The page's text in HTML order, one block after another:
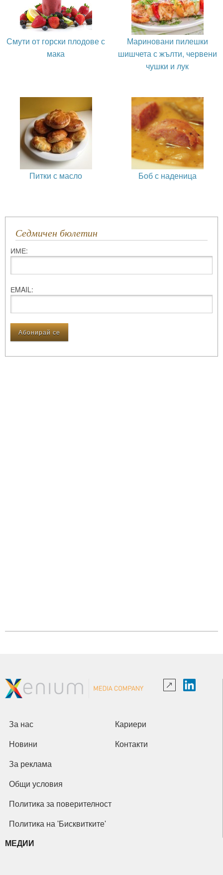
Смути от горски плодове с
мака
Мариновани пилешки
шишчета с жълти, червени
чушки и лук
Питки с масло Боб с наденица
Седмичен бюлетин
ИМЕ:
ЕMAIL:
За нас Кариери
Новини Контакти
За реклама
Общи условия
Политика за поверителност
Политика на 'Бисквитките'
МЕДИИ